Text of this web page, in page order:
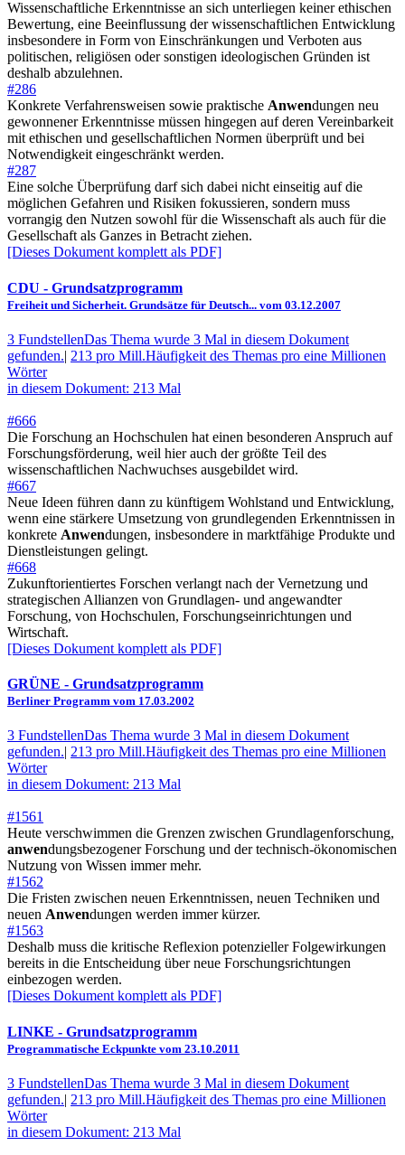
Wissenschaftliche Erkenntnisse an sich unterliegen keiner ethischen
Bewertung, eine Beeinflussung der wissenschaftlichen Entwicklung
insbesondere in Form von Einschränkungen und Verboten aus
politischen, religiösen oder sonstigen ideologischen Gründen ist
deshalb abzulehnen.
#286
Konkrete Verfahrensweisen sowie praktische Anwendungen neu
gewonnener Erkenntnisse müssen hingegen auf deren Vereinbarkeit
mit ethischen und gesellschaftlichen Normen überprüft und bei
Notwendigkeit eingeschränkt werden.
#287
Eine solche Überprüfung darf sich dabei nicht einseitig auf die
möglichen Gefahren und Risiken fokussieren, sondern muss
vorrangig den Nutzen sowohl für die Wissenschaft als auch für die
Gesellschaft als Ganzes in Betracht ziehen.
[Dieses Dokument komplett als PDF]
CDU - Grundsatzprogramm
Freiheit und Sicherheit. Grundsätze für Deutsch... vom 03.12.2007
3 FundstellenDas Thema wurde 3 Mal in diesem Dokument
gefunden.| 213 pro Mill.Häufigkeit des Themas pro eine Millionen
Wörter
in diesem Dokument: 213 Mal
#666
Die Forschung an Hochschulen hat einen besonderen Anspruch auf
Forschungsförderung, weil hier auch der größte Teil des
wissenschaftlichen Nachwuchses ausgebildet wird.
#667
Neue Ideen führen dann zu künftigem Wohlstand und Entwicklung,
wenn eine stärkere Umsetzung von grundlegenden Erkenntnissen in
konkrete Anwendungen, insbesondere in marktfähige Produkte und
Dienstleistungen gelingt.
#668
Zukunftorientiertes Forschen verlangt nach der Vernetzung und
strategischen Allianzen von Grundlagen- und angewandter
Forschung, von Hochschulen, Forschungseinrichtungen und
Wirtschaft.
[Dieses Dokument komplett als PDF]
GRÜNE - Grundsatzprogramm
Berliner Programm vom 17.03.2002
3 FundstellenDas Thema wurde 3 Mal in diesem Dokument
gefunden.| 213 pro Mill.Häufigkeit des Themas pro eine Millionen
Wörter
in diesem Dokument: 213 Mal
#1561
Heute verschwimmen die Grenzen zwischen Grundlagenforschung,
anwendungsbezogener Forschung und der technisch-ökonomischen
Nutzung von Wissen immer mehr.
#1562
Die Fristen zwischen neuen Erkenntnissen, neuen Techniken und
neuen Anwendungen werden immer kürzer.
#1563
Deshalb muss die kritische Reflexion potenzieller Folgewirkungen
bereits in die Entscheidung über neue Forschungsrichtungen
einbezogen werden.
[Dieses Dokument komplett als PDF]
LINKE - Grundsatzprogramm
Programmatische Eckpunkte vom 23.10.2011
3 FundstellenDas Thema wurde 3 Mal in diesem Dokument
gefunden.| 213 pro Mill.Häufigkeit des Themas pro eine Millionen
Wörter
in diesem Dokument: 213 Mal